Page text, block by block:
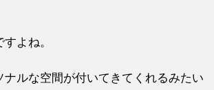
よね。
ナルな空間が付いてきてくれるみたい